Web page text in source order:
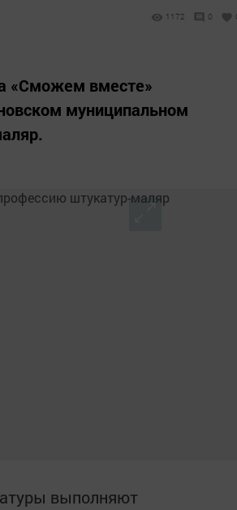
1172 0
«Сможем вместе»
муниципальном
выполняют